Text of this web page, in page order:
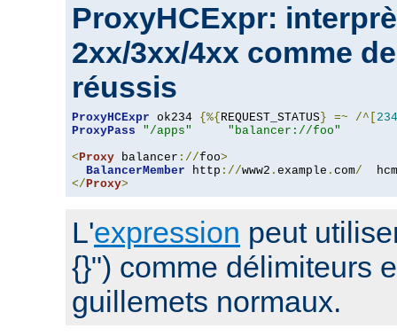
ProxyHCExpr:
2xx/3xx/4xx comme
réussis
ProxyHCExpr ok234 {%{ REQUEST_STATUS } =~ /^[ 234
ProxyPass
"/apps"
"balancer://foo"
<Proxy balancer ://foo>
BalancerMember http ://www2 . example . com/
</Proxy>
L'expression peut
{}") comme délimiteurs
guillemets normaux.